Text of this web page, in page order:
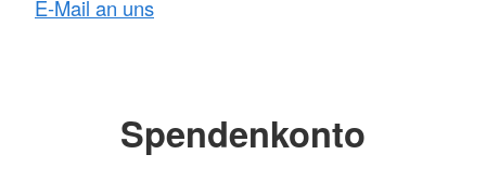
E-Mail an uns
Spendenkonto